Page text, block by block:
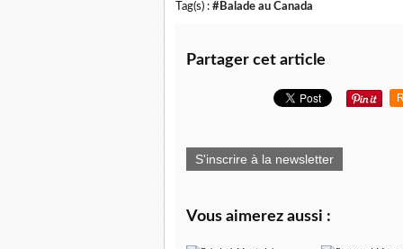
Tag(s) : #Balade au Canada
Partager cet article
S'inscrire à la newsletter
Vous aimerez aussi :